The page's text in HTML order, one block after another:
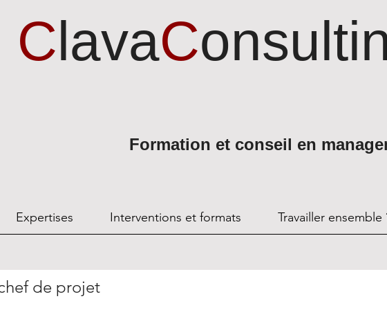
ClavaC
Formation et conseil en
Expertises Interventions et formats Travailler ensemble
de projet